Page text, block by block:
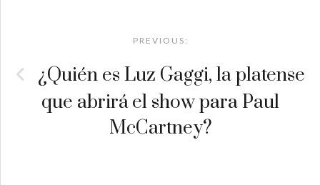
navigationPREVIOUS:
¿Quién es Luz Gaggi, la platense
que abrirá el show para Paul
McCartney?